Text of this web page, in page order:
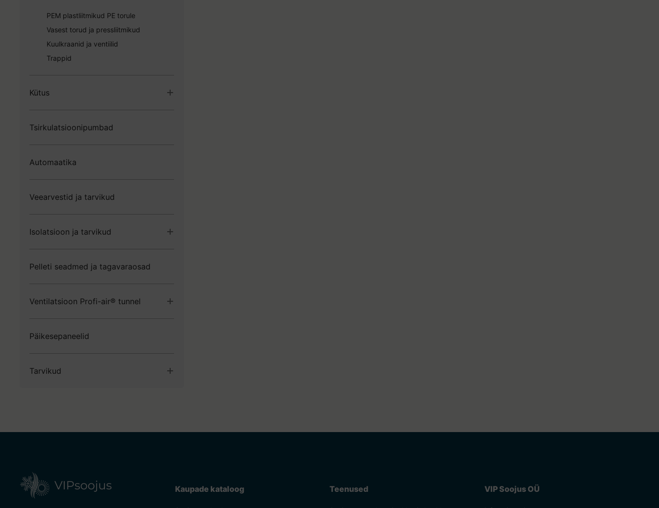
PEM plastliitmikud PE torule
Vasest torud ja pressliitmikud
Kuulkraanid ja ventiilid
Trappid
Kütus
Paisupaagid
Tsirkulatsioonipumbad
Automaatika
Veearvestid ja tarvikud
Isolatsioon ja tarvikud
Isolatsiooni tarvikud
Pelleti seadmed ja tagavaraosad
Ventilatsioon Profi-air® tunnel
Ventilatsiooni Profi-air kastid ja tarvikud
Päikesepaneelid
Tarvikud
Kaupade kataloog Teenused VIP Soojus OÜ